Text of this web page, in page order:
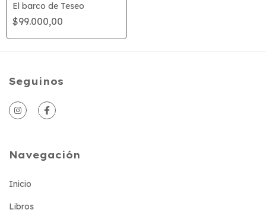
El barco de Teseo
$99.000,00
Seguinos
Navegación
Inicio
Libros